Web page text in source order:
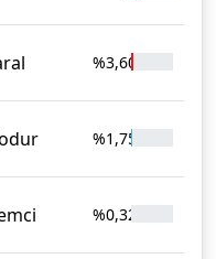
%3,60
%1,75
%0,32